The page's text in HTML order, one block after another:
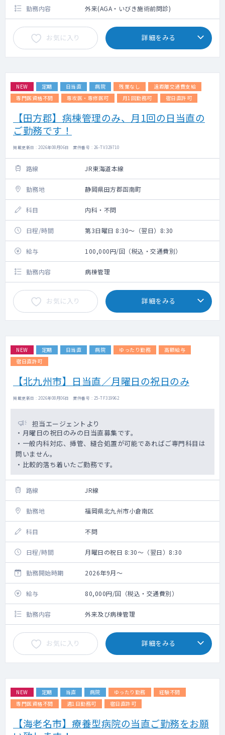
勤務内容 外来(AGA・いびき施術前問診)
お気に入り 詳細をみる
NEW 定期 日当直 病院 残業なし
遠距離交通費支給
専門医資格不問
専攻医・専修医可 月1回勤務可 宿日直許可
【田方郡】病棟管理のみ、月1回の日当直の
ご勤務です！
掲載更新日 : 2026年08月06日 案件番号 : 26-TV329710
路線 JR東海道本線
勤務地 静岡県田方郡函南町
科目 内科・不問
日程/時間 第3日曜日 8:30～（翌日）8:30
給与 100,000円/回（税込・交通費別）
勤務内容 病棟管理
お気に入り 詳細をみる
NEW 定期 日当直 病院 ゆったり勤務
高額給与
宿日直許可
【北九州市】日当直／月曜日の祝日のみ
掲載更新日 : 2026年08月06日 案件番号 : 25-TF319962
担当エージェントより
・月曜日の祝日のみの日当直募集です。
・一般内科対応、挿管、縫合処置が可能であればご専門科目は
問いません。
・比較的落ち着いたご勤務です。
路線 JR線
勤務地 福岡県北九州市小倉南区
科目 不問
日程/時間 月曜日の祝日 8:30～（翌日）8:30
勤務開始時期 2026年9月～
給与 80,000円/回（税込・交通費別）
勤務内容 外来及び病棟管理
お気に入り 詳細をみる
NEW 定期 当直 病院 ゆったり勤務
経験不問
専門医資格不問
週1日勤務可 宿日直許可
【海老名市】療養型病院の当直ご勤務をお願